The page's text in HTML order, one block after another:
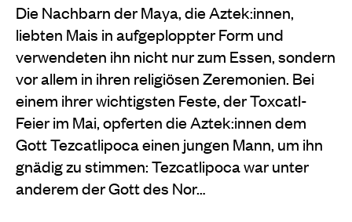
Die Nachbarn der Maya, die Aztek:innen,
liebten Mais in aufgeploppter Form und
verwendeten ihn nicht nur zum Essen, sondern
vor allem in ihren religiösen Zeremonien. Bei
einem ihrer wichtigsten Feste, der Toxcatl-
Feier im Mai, opferten die Aztek:innen dem
Gott Tezcatlipoca einen jungen Mann, um ihn
gnädig zu stimmen: Tezcatlipoca war unter
anderem der Gott des Nor…